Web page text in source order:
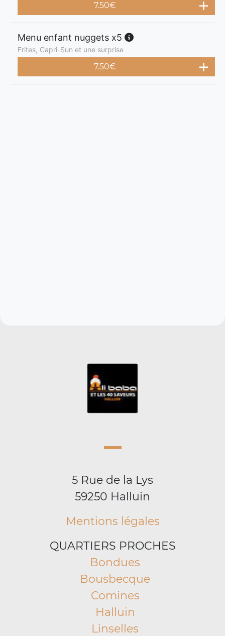
7.50€
Menu enfant nuggets x5
Frites, Capri-Sun et une surprise
7.50€
5 Rue de la Lys
59250 Halluin
Mentions légales
QUARTIERS PROCHES
Bondues
Bousbecque
Comines
Halluin
Linselles